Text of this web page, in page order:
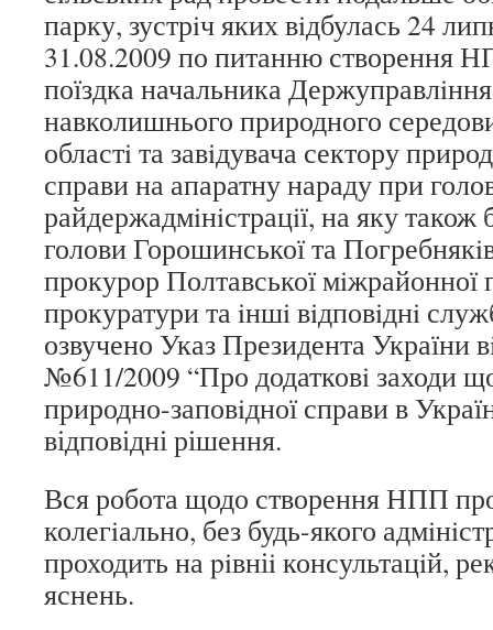
парку, зустрiч яких вiдбулась 24
31.08.2009 по питанню створення
поїздка начальника
навколишнього природного
областi та завiдувача сектору
справи на апаратну нараду при
райдержадмiнiстрацiї, на яку також
голови Горошинської та
прокурор Полтавської мiжрайонної
прокуратури та iншi вiдповiднi
озвучено Указ Президента України
№611/2009 “Про додатковi заходи
природно-заповiдної справи в
відповідні рішення.
Вся робота щодо створення НПП
колегiально, без будь-якого
проходить на piвніi консультацiй,
яснень.